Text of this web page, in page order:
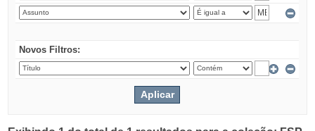
Novos Filtros: